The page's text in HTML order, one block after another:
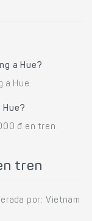
a Hue?
a Hue.
đ en tren.
tren
por: Vietnam